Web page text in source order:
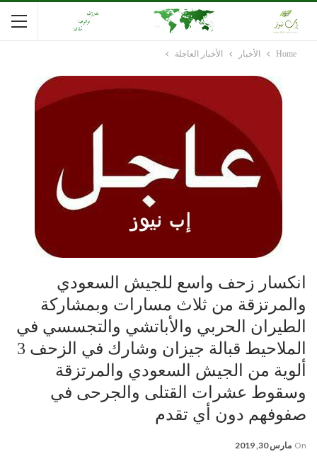
Home الأخبار الأخبار العاجلة
انكسار زحف واسع للجيش السعودي
والمرتزقة من ثلاث مسارات وبمشاركة
الطيران الحربي والأباتشي والتجسسي في
الملاحيط قبالة جيزان وشارك في الزحف 3
ألوية من الجيش السعودي والمرتزقة
وسقوط عشرات القتلى والجرحى في
صفوفهم دون أي تقدم
On مارس 30, 2019